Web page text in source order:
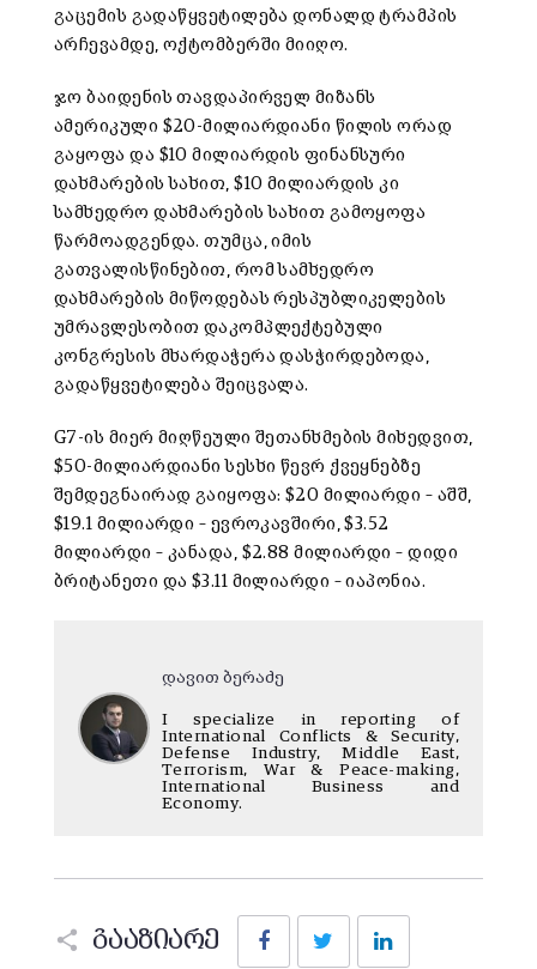
გაცემის გადაწყვეტილება დონალდ ტრამპის
არჩევამდე, ოქტომბერში მიიღო.
ჯო ბაიდენის თავდაპირველ მიზანს
ამერიკული $20-მილიარდიანი წილის ორად
გაყოფა და $10 მილიარდის ფინანსური
დახმარების სახით, $10 მილიარდის კი
სამხედრო დახმარების სახით გამოყოფა
წარმოადგენდა. თუმცა, იმის
გათვალისწინებით, რომ სამხედრო
დახმარების მიწოდებას რესპუბლიკელების
უმრავლესობით დაკომპლექტებული
კონგრესის მხარდაჭერა დასჭირდებოდა,
გადაწყვეტილება შეიცვალა.
G7-ის მიერ მიღწეული შეთანხმების მიხედვით,
$50-მილიარდიანი სესხი წევრ ქვეყნებზე
შემდეგნაირად გაიყოფა: $20 მილიარდი – აშშ,
$19.1 მილიარდი – ევროკავშირი, $3.52
მილიარდი – კანადა, $2.88 მილიარდი – დიდი
ბრიტანეთი და $3.11 მილიარდი – იაპონია.
დავით ბერაძე
I specialize in reporting of
International Conflicts & Security,
Defense Industry, Middle East,
Terrorism, War & Peace-making,
International Business and
Economy.
გააზიარე
FacebookTwitter